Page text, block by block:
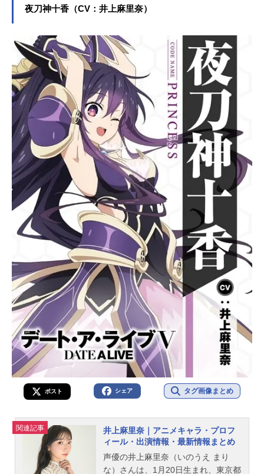
信長さんのオススメ記事をご紹介！
夜刀神十香（CV：井上麻里奈）
ポスト シェア タグ画像まとめ
関連記事
井上麻里奈｜アニメキャラ・プロフ
ィール・出演情報・最新情報まとめ
声優の井上麻里奈（いのうえ まり
な）さんは、1月20日生まれ、東京都